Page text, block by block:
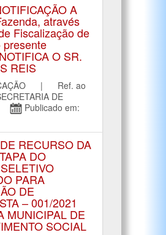
A
através
Fiscalização de
presente
O SR.
REIS
| Ref. ao
DE
Publicado em:
RECURSO DA
DO
PARA
DE
– 001/2021
MUNICIPAL DE
SOCIAL